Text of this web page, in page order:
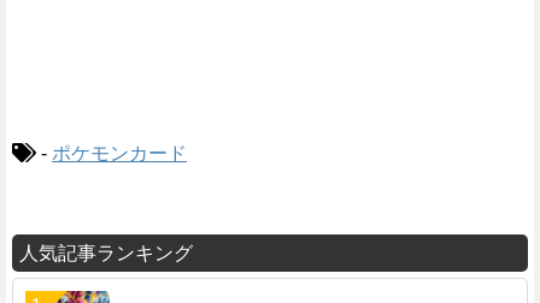
- ポケモンカード
人気記事ランキング